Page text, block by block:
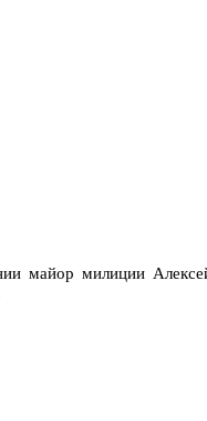
майор милиции